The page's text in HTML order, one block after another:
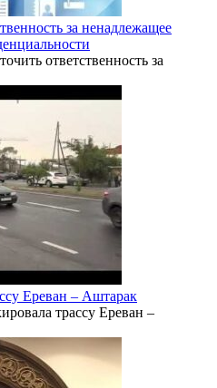
за ненадлежащее
ответственность за
Ереван – Аштарак
трассу Ереван –